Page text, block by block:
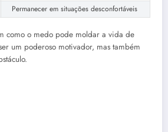
Permanecer em situações desconfortáveis
como o medo pode moldar a vida de
um poderoso motivador, mas também